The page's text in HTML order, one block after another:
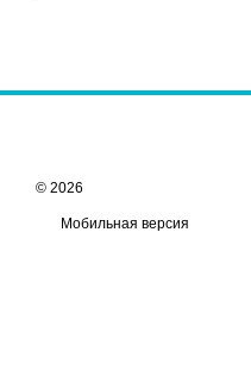
© 2026
Мобильная версия